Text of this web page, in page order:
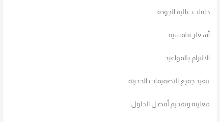
خامات عالية الجودة.
أسعار تنافسية.
الالتزام بالمواعيد.
تنفيذ جميع التصميمات الحديثة.
معاينة وتقديم أفضل الحلول.